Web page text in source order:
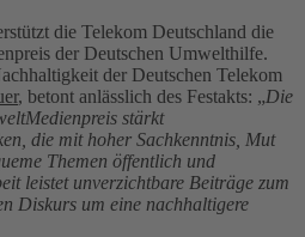
die Telekom Deutschland die
der Deutschen Umwelthilfe.
der Deutschen Telekom
, betont anlässlich des Festakts: „Die
stärkt
die mit hoher Sachkenntnis, Mut
Themen öffentlich und
leistet unverzichtbare Beiträge zum
Diskurs um eine nachhaltigere